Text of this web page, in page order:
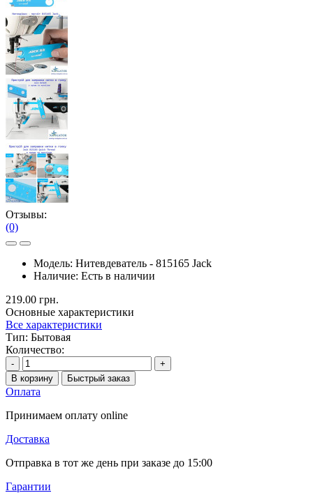
Отзывы:
(0)
Модель: Нитевдеватель - 815165 Jack
Наличие: Есть в наличии
219.00 грн.
Основные характеристики
Все характеристики
Тип: Бытовая
Количество:
-
+
В корзину
Быстрый заказ
Оплата
Принимаем оплату online
Доставка
Отправка в тот же день при заказе до 15:00
Гарантии